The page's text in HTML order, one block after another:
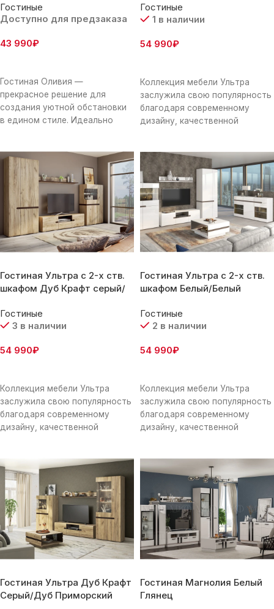
Гостиные
Доступно для предзаказа
43 990₽
Гостиная Оливия —
прекрасное решение для
создания уютной обстановки
в едином стиле. Идеально
размещения телевизора,
Гостиные
1 в наличии
54 990₽
Коллекция мебели Ультра
заслужила свою популярность
благодаря современному
дизайну, качественной
сочетанию цветов. Ультра
прекрасно вписывается
Гостиная Ультра с 2-х ств.
шкафом Дуб Крафт серый/
пленка-Желтая)
Гостиные
3 в наличии
54 990₽
Коллекция мебели Ультра
заслужила свою популярность
благодаря современному
дизайну, качественной
сочетанию цветов. Ультра
прекрасно вписывается
Гостиная Ультра с 2-х ств.
шкафом Белый/Белый
Гостиные
2 в наличии
54 990₽
Коллекция мебели Ультра
заслужила свою популярность
благодаря современному
дизайну, качественной
сочетанию цветов. Ультра
прекрасно вписывается
Гостиная Ультра Дуб Крафт
Серый/Дуб Приморский
Гостиная Магнолия Белый
Глянец